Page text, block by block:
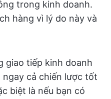
trong kinh doanh.
hàng vì lý do này và
giao tiếp kinh doanh
ngay cả chiến lược tốt
biệt là nếu bạn có